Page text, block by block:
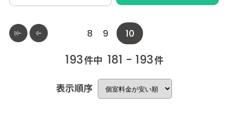
8 9 10
193件中 181 - 193件
表示順序